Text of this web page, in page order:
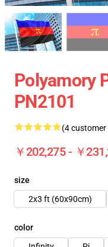
Polyamory
PN2101
(4 customer
￥202,275 - ￥
size
2x3 ft (60x90cm)
color